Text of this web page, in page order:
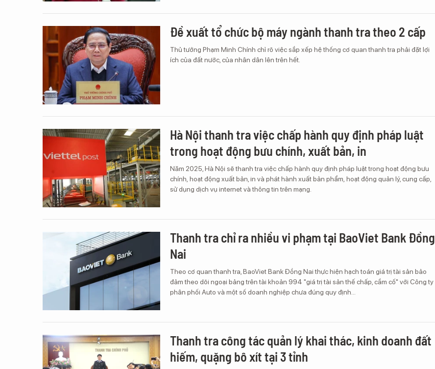
Đề xuất tổ chức bộ máy ngành thanh tra theo 2 cấp
Thủ tướng Phạm Minh Chính chỉ rõ việc sắp xếp hệ thống cơ quan thanh tra phải đặt lợi
ích của đất nước, của nhân dân lên trên hết.
Hà Nội thanh tra việc chấp hành quy định pháp luật
trong hoạt động bưu chính, xuất bản, in
Năm 2025, Hà Nội sẽ thanh tra việc chấp hành quy định pháp luật trong hoạt động bưu
chính, hoạt động xuất bản, in và phát hành xuất bản phẩm, hoạt động quản lý, cung cấp,
sử dụng dịch vụ internet và thông tin trên mạng.
Thanh tra chỉ ra nhiều vi phạm tại BaoViet Bank Đồng
Nai
Theo cơ quan thanh tra, BaoViet Bank Đồng Nai thực hiện hạch toán giá trị tài sản bảo
đảm theo dõi ngoại bảng trên tài khoản 994 "giá trị tài sản thế chấp, cầm cố" với Công ty
phân phối Auto và một số doanh nghiệp chưa đúng quy định...
Thanh tra công tác quản lý khai thác, kinh doanh đất
hiếm, quặng bô xít tại 3 tỉnh